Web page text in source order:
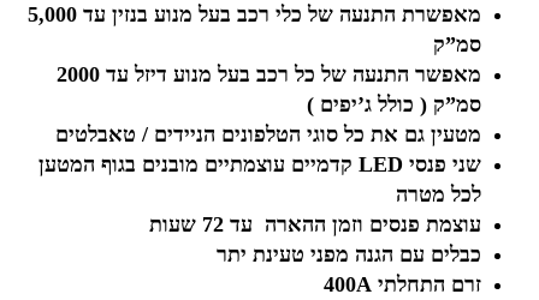
מאפשרת התנעה של כלי רכב בעל מנוע בנזין עד 5,000
סמ”ק
מאפשר התנעה של כל רכב בעל מנוע דיזל עד 2000
סמ”ק ( כולל ג’יפים )
מטעין גם את כל סוגי הטלפונים הניידים / טאבלטים
שני פנסי LED קדמיים עוצמתיים מובנים בגוף המטען
לכל מטרה
עוצמת פנסים וזמן ההארה עד 72 שעות
כבלים עם הגנה מפני טעינת יתר
זרם התחלתי 400A